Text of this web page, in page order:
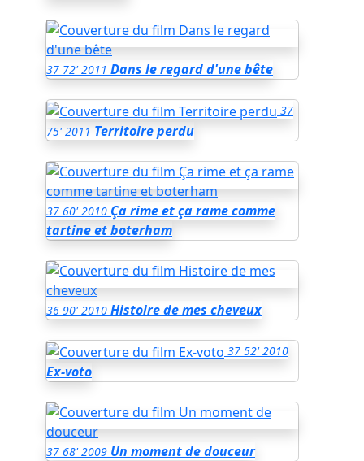
37 72' 2011 Dans le regard d'une bête
37
75' 2011 Territoire perdu
37 60' 2010 Ça rime et ça rame comme
tartine et boterham
36 90' 2010 Histoire de mes cheveux
37 52' 2010
Ex-voto
37 68' 2009 Un moment de douceur